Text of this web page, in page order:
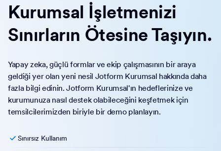
Kurumsal İşletmenizi
Sınırların Ötesine Taşıyın.
Yapay zeka, güçlü formlar ve ekip çalışmasının bir araya
geldiği yer olan yeni nesil Jotform Kurumsal hakkında daha
fazla bilgi edinin. Jotform Kurumsal'ın hedeflerinize ve
kurumunuza nasıl destek olabileceğini keşfetmek için
temsilcilerimizden biriyle bir demo planlayın.
Sınırsız Kullanım